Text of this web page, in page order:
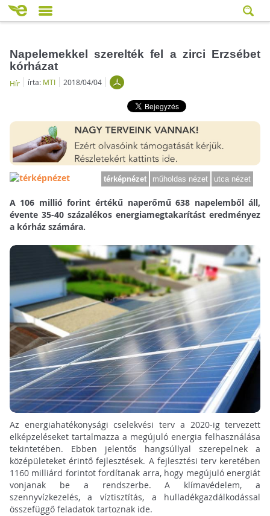
Napelemekkel szerelték fel a zirci Erzsébet
kórházat
Hír írta: MTI 2018/04/04
térképnézet műholdas nézet utca nézet
A 106 millió forint értékű naperőmű 638 napelemből áll,
évente 35-40 százalékos energiamegtakarítást eredményez
a kórház számára.
Az energiahatékonysági cselekvési terv a 2020-ig tervezett
elképzeléseket tartalmazza a megújuló energia felhasználása
tekintetében. Ebben jelentős hangsúllyal szerepelnek a
középületeket érintő fejlesztések. A fejlesztési terv keretében
1160 milliárd forintot fordítanak arra, hogy megújuló energiát
vonjanak be a rendszerbe. A klímavédelem, a
szennyvízkezelés, a víztisztítás, a hulladékgazdálkodással
összefüggő feladatok tartoznak ide.